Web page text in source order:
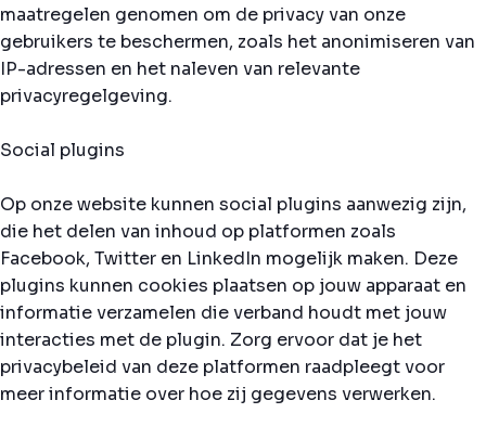
maatregelen genomen om de privacy van onze
gebruikers te beschermen, zoals het anonimiseren van
IP-adressen en het naleven van relevante
privacyregelgeving.
Social plugins
Op onze website kunnen social plugins aanwezig zijn,
die het delen van inhoud op platformen zoals
Facebook, Twitter en LinkedIn mogelijk maken. Deze
plugins kunnen cookies plaatsen op jouw apparaat en
informatie verzamelen die verband houdt met jouw
interacties met de plugin. Zorg ervoor dat je het
privacybeleid van deze platformen raadpleegt voor
meer informatie over hoe zij gegevens verwerken.